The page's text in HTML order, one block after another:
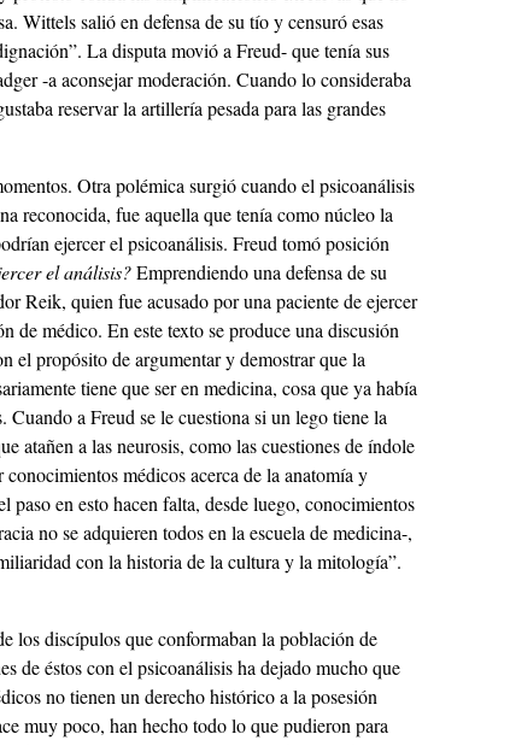
Wittels salió en defensa de su tío y censuró esas
La disputa movió a Freud- que tenía sus
-a aconsejar moderación. Cuando lo consideraba
reservar la artillería pesada para las grandes
Otra polémica surgió cuando el psicoanálisis
reconocida, fue aquella que tenía como núcleo la
ejercer el psicoanálisis. Freud tomó posición
el análisis?Emprendiendo una defensa de su
Reik, quien fue acusado por una paciente de ejercer
de médico. En este texto se produce una discusión
el propósito de argumentar y demostrar que la
tiene que ser en medicina, cosa que ya había
Cuando a Freud se le cuestiona si un lego tiene la
atañen a las neurosis, como las cuestiones de índole
médicos acerca de la anatomía y
paso en esto hacen falta, desde luego, conocimientos
no se adquieren todos en la escuela de medicina-,
con la historia de la cultura y la mitología”.
los discípulos que conformaban la población de
de éstos con el psicoanálisis ha dejado mucho que
no tienen un derecho histórico a la posesión
muy poco, han hecho todo lo que pudieron para